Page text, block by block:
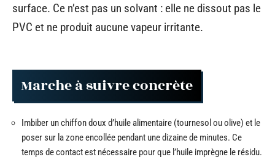
surface. Ce n’est pas un solvant : elle ne dissout pas le
PVC et ne produit aucune vapeur irritante.
Marche à suivre concrète
Imbiber un chiffon doux d’huile alimentaire (tournesol ou olive) et le
poser sur la zone encollée pendant une dizaine de minutes. Ce
temps de contact est nécessaire pour que l’huile imprègne le résidu.